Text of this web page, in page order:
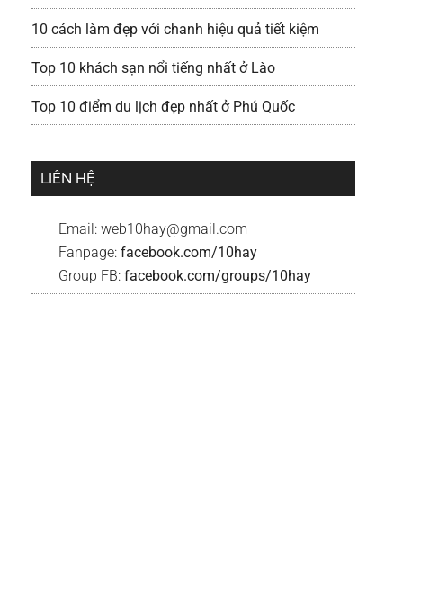
10 cách làm đẹp với chanh hiệu quả tiết kiệm
Top 10 khách sạn nổi tiếng nhất ở Lào
Top 10 điểm du lịch đẹp nhất ở Phú Quốc
LIÊN HỆ
Email: web10hay@gmail.com
Fanpage: facebook.com/10hay
Group FB: facebook.com/groups/10hay